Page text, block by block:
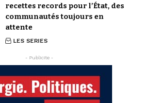
recettes records pour l’État, des
communautés toujours en
attente
LES SERIES
- Publicite -